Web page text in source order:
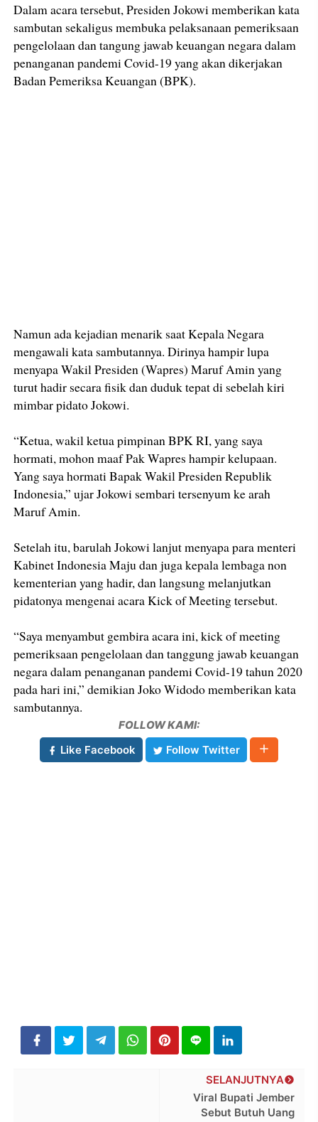
Dalam acara tersebut, Presiden Jokowi memberikan kata
sambutan sekaligus membuka pelaksanaan pemeriksaan
pengelolaan dan tangung jawab keuangan negara dalam
penanganan pandemi Covid-19 yang akan dikerjakan
Badan Pemeriksa Keuangan (BPK).
Namun ada kejadian menarik saat Kepala Negara
mengawali kata sambutannya. Dirinya hampir lupa
menyapa Wakil Presiden (Wapres) Maruf Amin yang
turut hadir secara fisik dan duduk tepat di sebelah kiri
mimbar pidato Jokowi.
“Ketua, wakil ketua pimpinan BPK RI, yang saya
hormati, mohon maaf Pak Wapres hampir kelupaan.
Yang saya hormati Bapak Wakil Presiden Republik
Indonesia,” ujar Jokowi sembari tersenyum ke arah
Maruf Amin.
Setelah itu, barulah Jokowi lanjut menyapa para menteri
Kabinet Indonesia Maju dan juga kepala lembaga non
kementerian yang hadir, dan langsung melanjutkan
pidatonya mengenai acara Kick of Meeting tersebut.
“Saya menyambut gembira acara ini, kick of meeting
pemeriksaan pengelolaan dan tanggung jawab keuangan
negara dalam penanganan pandemi Covid-19 tahun 2020
pada hari ini,” demikian Joko Widodo memberikan kata
sambutannya.
FOLLOW KAMI:
Like Facebook
Follow Twitter
SELANJUTNYA
Viral Bupati Jember
Sebut Butuh Uang